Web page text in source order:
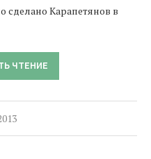
сделано Карапетянов в
ЧТЕНИЕ